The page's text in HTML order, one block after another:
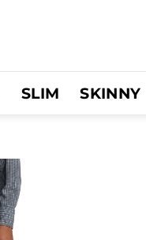
SLIM SKINNY